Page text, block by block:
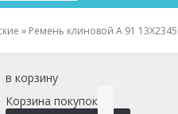
» Ремень клиновой A 91
в корзину
Корзина покупок